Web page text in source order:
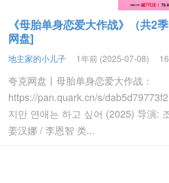
《母胎单身恋爱大作战》（共2
网盘]
地主家的小儿子 1年前 (2025-07-08)
夸克网盘丨母胎单身恋爱大作战：
https://pan.quark.cn/s/
지만 연애는 하고 싶어 (2025) 导演:
姜汉娜 / 李恩智 类...